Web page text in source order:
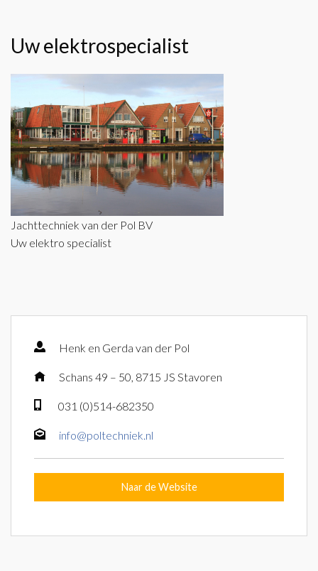
Uw elektrospecialist
Jachttechniek van der Pol BV
Uw elektro specialist
Henk en Gerda van der Pol
Schans 49 – 50, 8715 JS Stavoren
031 (0)514-682350
info@poltechniek.nl
Naar de Website